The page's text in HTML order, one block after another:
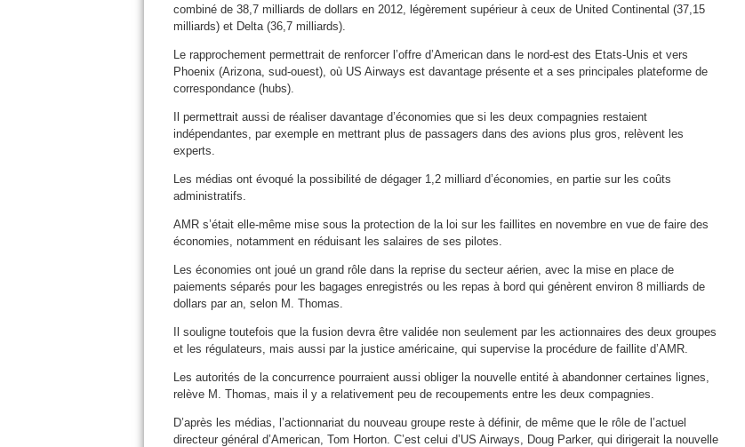
combiné de 38,7 milliards de dollars en 2012, légèrement supérieur à ceux de United Continental (37,15
milliards) et Delta (36,7 milliards).
Le rapprochement permettrait de renforcer l’offre d’American dans le nord-est des Etats-Unis et vers
Phoenix (Arizona, sud-ouest), où US Airways est davantage présente et a ses principales plateforme de
correspondance (hubs).
Il permettrait aussi de réaliser davantage d’économies que si les deux compagnies restaient
indépendantes, par exemple en mettrant plus de passagers dans des avions plus gros, relèvent les
experts.
Les médias ont évoqué la possibilité de dégager 1,2 milliard d’économies, en partie sur les coûts
administratifs.
AMR s’était elle-même mise sous la protection de la loi sur les faillites en novembre en vue de faire des
économies, notamment en réduisant les salaires de ses pilotes.
Les économies ont joué un grand rôle dans la reprise du secteur aérien, avec la mise en place de
paiements séparés pour les bagages enregistrés ou les repas à bord qui génèrent environ 8 milliards de
dollars par an, selon M. Thomas.
Il souligne toutefois que la fusion devra être validée non seulement par les actionnaires des deux groupes
et les régulateurs, mais aussi par la justice américaine, qui supervise la procédure de faillite d’AMR.
Les autorités de la concurrence pourraient aussi obliger la nouvelle entité à abandonner certaines lignes,
relève M. Thomas, mais il y a relativement peu de recoupements entre les deux compagnies.
D’après les médias, l’actionnariat du nouveau groupe reste à définir, de même que le rôle de l’actuel
directeur général d’American, Tom Horton. C’est celui d’US Airways, Doug Parker, qui dirigerait la nouvelle